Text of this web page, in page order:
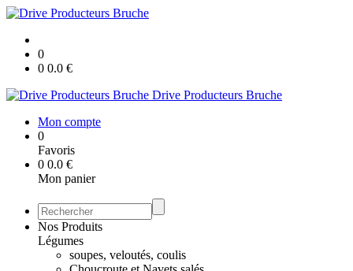
0
0 0.0 €
Drive Producteurs Bruche
Mon compte
0
Favoris
0 0.0 €
Mon panier
Nos Produits
Légumes
soupes, veloutés, coulis